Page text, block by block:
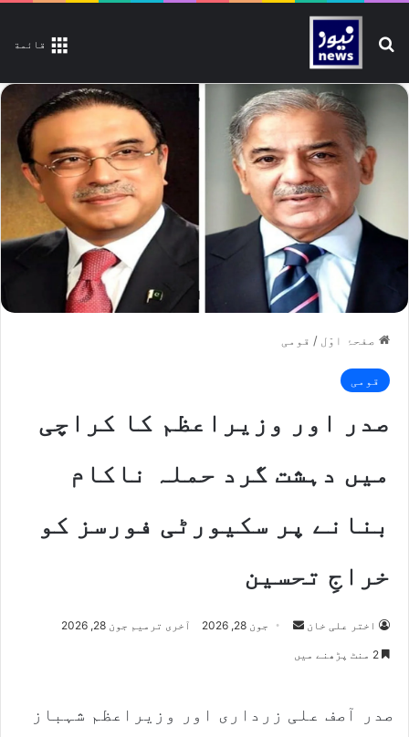
قائمة تلاش کیجیے
صفحۂ اوّل / قومی
قومی
صدر اور وزیراعظم کا کراچی
میں دہشت گرد حملہ ناکام
بنانے پر سکیورٹی فورسز کو
خراجِ تحسین
اختر علی خان
Send جون 28, 2026 آخری ترمیم جون 28, 2026
صدر آصف علی زرداری اور وزیراعظم شہباز